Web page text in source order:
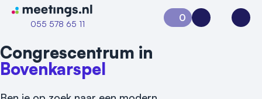
Naar home van Meetings
055 578 65 11
0
Aanvraag 0Inloggen
Congrescentrum in
Bovenkarspel